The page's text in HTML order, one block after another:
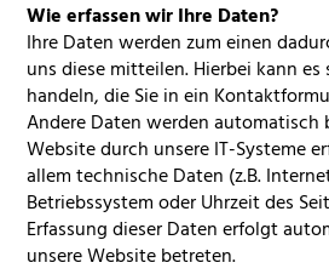
Wie erfassen wir Ihre Daten?
Ihre Daten werden zum einen
uns diese mitteilen. Hierbei kann es
handeln, die Sie in ein
Andere Daten werden automatisch
Website durch unsere IT-Systeme
allem technische Daten (z.B.
Betriebssystem oder Uhrzeit des
Erfassung dieser Daten erfolgt
unsere Website betreten.